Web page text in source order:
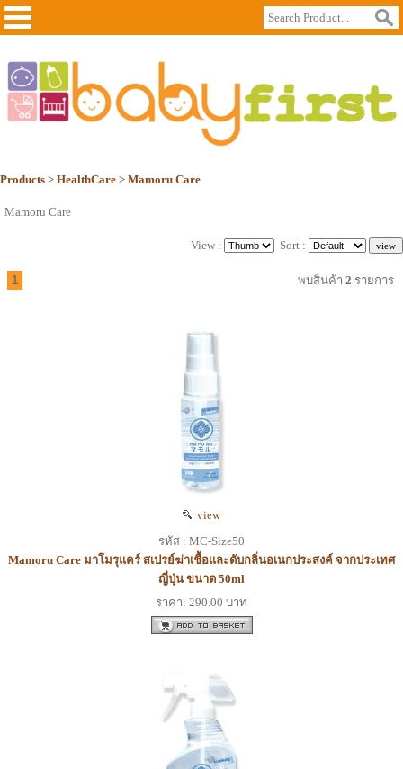
Products > HealthCare > Mamoru Care
Mamoru Care
View : Sort :
1 พบสินค้า 2 รายการ
view
รหัส : MC-Size50
Mamoru Care มาโมรุแคร์ สเปรย์ฆ่าเชื้อและดับกลิ่นอเนกประสงค์ จากประเทศ
ญี่ปุ่น ขนาด 50ml
ราคา: 290.00 บาท